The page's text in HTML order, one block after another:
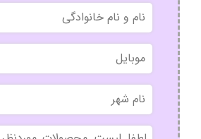
نام
و
نام
خانوادگی
موبایل
نام
شهر
بدون